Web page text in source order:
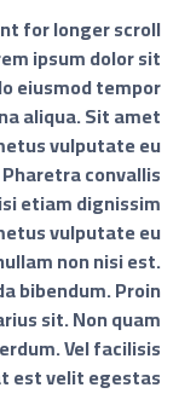
for longer scroll
ipsum dolor sit
eiusmod tempor
aliqua. Sit amet
vulputate eu
convallis
etiam dignissim
vulputate eu
non nisi est.
bibendum. Proin
sit. Non quam
Vel facilisis
est velit egestas.